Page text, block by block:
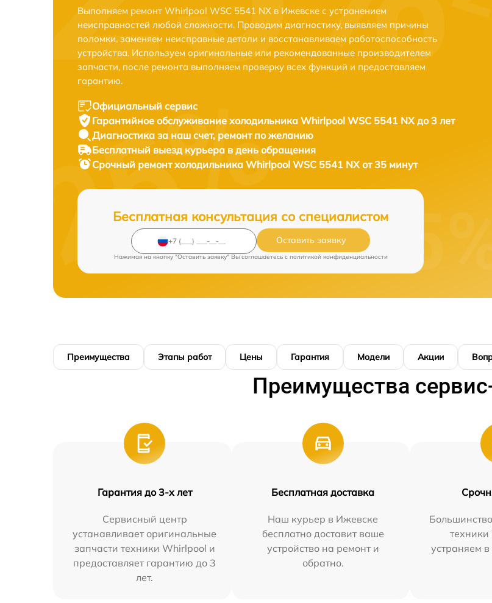
Выполняем ремонт Whirlpool WSC 5541 NX в Ижевске с устранением
неисправностей любой сложности. Проводим диагностику, выявляем причины
поломки, заменяем неисправные детали и восстанавливаем работоспособность
устройства. Используем оригинальные или рекомендованные производителем
запчасти, после ремонта выполняем проверку всех функций и предоставляем
гарантию.
Официальный сервис
Гарантийное обслуживание холодильника Whirlpool WSC 5541 NX до 3 лет
Диагностика за наш счет, ремонт по желанию
Бесплатный выезд курьера в день обращения
Срочный ремонтхолодильника Whirlpool WSC 5541 NX от 35 минут
Бесплатная консультация со специалистом
Оставить заявку
Нажимая на кнопку "Оставить заявку" Вы соглашаетесь c политикой конфиденциальности
Преимущества Этапы работ Цены Гарантия Модели Акции
Преимущества
Гарантия до 3-х лет
Сервисный центр
устанавливает оригинальные
запчасти техники Whirlpool и
предоставляет гарантию до 3
лет.
Бесплатная доставка
Наш курьер в Ижевске
бесплатно доставит ваше
устройство на ремонт и
обратно.
устраняем в